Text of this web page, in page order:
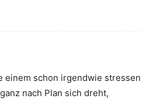
einem schon irgendwie stressen
nach Plan sich dreht,